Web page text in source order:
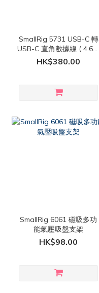
SmallRig 5731 USB-C 轉
USB-C 直角數據線 ( 4.6米
)
HK$380.00
SmallRig 6061 磁吸多功
能氣壓吸盤支架
HK$98.00